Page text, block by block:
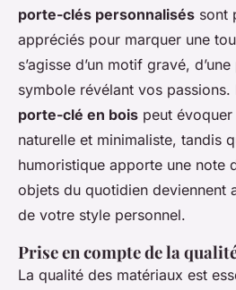
porte-clés personnalisés sont
appréciés pour marquer une
s’agisse d’un motif gravé, d’une
symbole révélant vos passions.
porte-clé en bois peut
naturelle et minimaliste, tandis
humoristique apporte une note
objets du quotidien deviennent
de votre style personnel.
Prise en compte de la
La qualité des matériaux est